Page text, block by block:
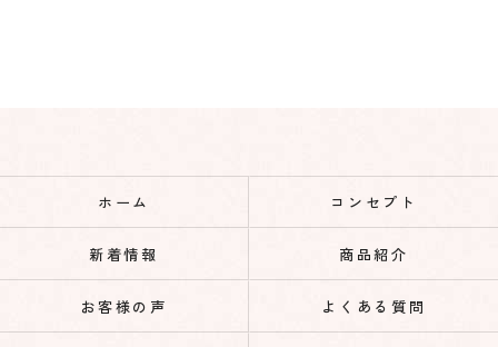
ホーム コンセプト
新着情報 商品紹介
お客様の声 よくある質問